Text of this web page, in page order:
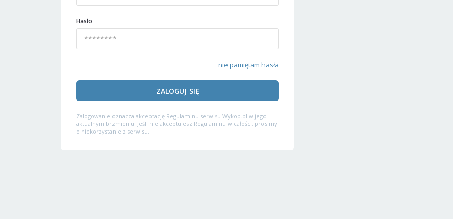
Hasło
nie pamiętam hasła
ZALOGUJ SIĘ
Zalogowanie oznacza akceptację Regulaminu serwisu Wykop.pl w jego
aktualnym brzmieniu. Jeśli nie akceptujesz Regulaminu w całości, prosimy
o niekorzystanie z serwisu.